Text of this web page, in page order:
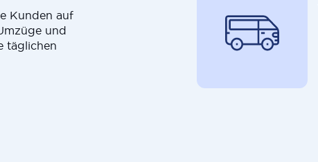
Kunden auf
und
täglichen